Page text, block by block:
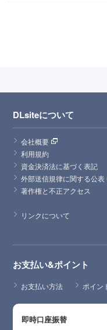
DLsiteについて
会社概要
利用規約
資金決済法に基づく表記
外部送信規律に関する公表
著作権と不正アクセス
リンクについて
お支払い&ポイント
お支払い方法 ポイン
即時口座振替